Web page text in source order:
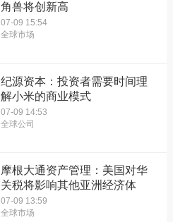
角兽将创新高
07-09 15:54
全球市场
纪源资本：投资者需要时间理
解小米的商业模式
07-09 14:53
全球公司
摩根大通资产管理：美国对华
关税将影响其他亚洲经济体
07-09 13:59
全球市场